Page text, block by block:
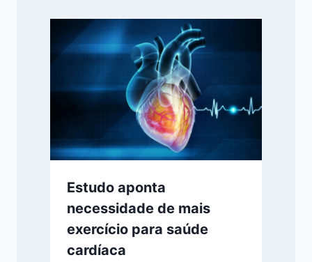
Estudo aponta
necessidade de mais
exercício para saúde
cardíaca